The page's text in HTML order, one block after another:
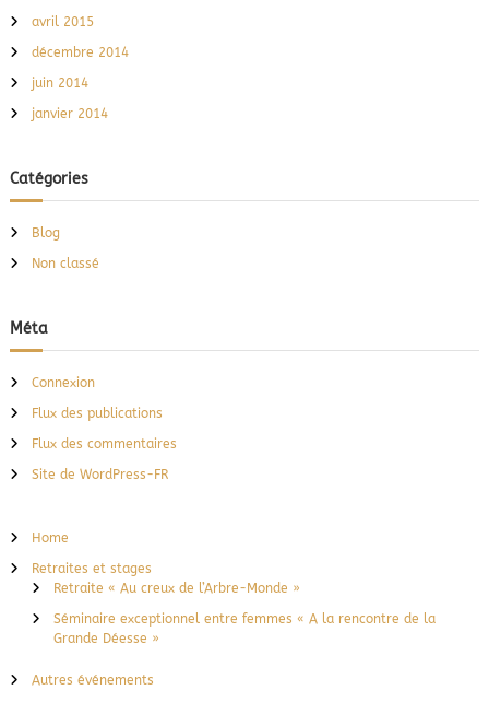
avril 2015
décembre 2014
juin 2014
janvier 2014
Catégories
Blog
Non classé
Méta
Connexion
Flux des publications
Flux des commentaires
Site de WordPress-FR
Home
Retraites et stages
Retraite « Au creux de l’Arbre-Monde »
Séminaire exceptionnel entre femmes « A la rencontre de la
Grande Déesse »
Autres événements